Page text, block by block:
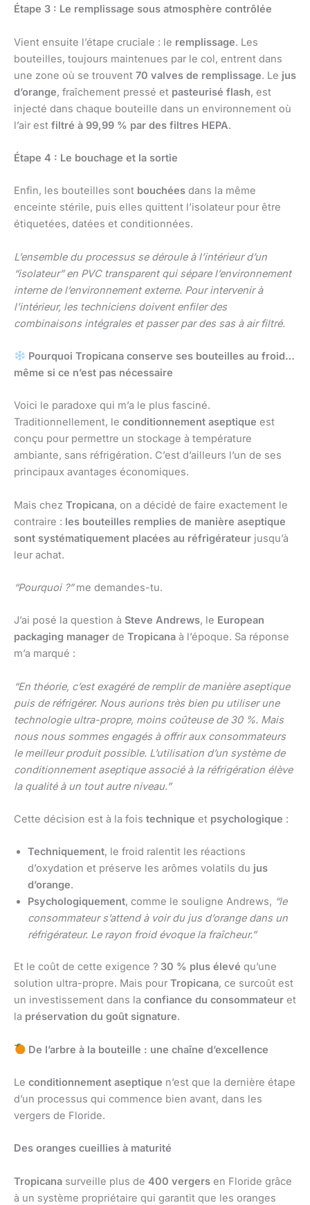
Étape 3 : Le remplissage sous atmosphère contrôlée
Vient ensuite l’étape cruciale : le remplissage. Les
bouteilles, toujours maintenues par le col, entrent dans
une zone où se trouvent 70 valves de remplissage. Le jus
d’orange, fraîchement pressé et pasteurisé flash, est
injecté dans chaque bouteille dans un environnement où
l’air est filtré à 99,99 % par des filtres HEPA.
Étape 4 : Le bouchage et la sortie
Enfin, les bouteilles sont bouchées dans la même
enceinte stérile, puis elles quittent l’isolateur pour être
étiquetées, datées et conditionnées.
L’ensemble du processus se déroule à l’intérieur d’un
“isolateur” en PVC transparent qui sépare l’environnement
interne de l’environnement externe. Pour intervenir à
l’intérieur, les techniciens doivent enfiler des
combinaisons intégrales et passer par des sas à air filtré.
Pourquoi Tropicana conserve ses bouteilles au froid…
même si ce n’est pas nécessaire
Voici le paradoxe qui m’a le plus fasciné.
Traditionnellement, le conditionnement aseptique est
conçu pour permettre un stockage à température
ambiante, sans réfrigération. C’est d’ailleurs l’un de ses
principaux avantages économiques.
Mais chez Tropicana, on a décidé de faire exactement le
contraire : les bouteilles remplies de manière aseptique
sont systématiquement placées au réfrigérateur jusqu’à
leur achat.
“Pourquoi ?”me demandes-tu.
J’ai posé la question à Steve Andrews, le European
packaging manager de Tropicana à l’époque. Sa réponse
m’a marqué :
“En théorie, c’est exagéré de remplir de manière aseptique
puis de réfrigérer. Nous aurions très bien pu utiliser une
technologie ultra-propre, moins coûteuse de 30 %. Mais
nous nous sommes engagés à offrir aux consommateurs
le meilleur produit possible. L’utilisation d’un système de
conditionnement aseptique associé à la réfrigération élève
la qualité à un tout autre niveau.”
Cette décision est à la fois technique et psychologique :
Techniquement, le froid ralentit les réactions
d’oxydation et préserve les arômes volatils du jus
d’orange.
Psychologiquement, comme le souligne Andrews, “le
consommateur s’attend à voir du jus d’orange dans un
réfrigérateur. Le rayon froid évoque la fraîcheur.”
Et le coût de cette exigence ? 30 % plus élevé qu’une
solution ultra-propre. Mais pour Tropicana, ce surcoût est
un investissement dans la confiance du consommateur et
la préservation du goût signature.
De l’arbre à la bouteille : une chaîne d’excellence
Le conditionnement aseptique n’est que la dernière étape
d’un processus qui commence bien avant, dans les
vergers de Floride.
Des oranges cueillies à maturité
Tropicana surveille plus de 400 vergers en Floride grâce
à un système propriétaire qui garantit que les oranges